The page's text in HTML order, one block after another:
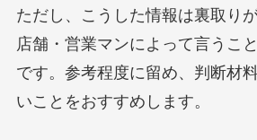
ただし、こうした情報は裏取り
店舗・営業マンによって言うこ
です。参考程度に留め、判断材
いことをおすすめします。